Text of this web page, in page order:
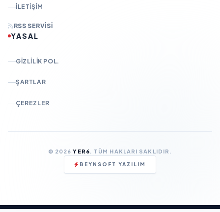
İLETIŞIM
RSS SERVISI
YASAL
GIZLILIK POL.
ŞARTLAR
ÇEREZLER
© 2026YER6. TÜM HAKLARI SAKLIDIR.
BEYNSOFT YAZILIM